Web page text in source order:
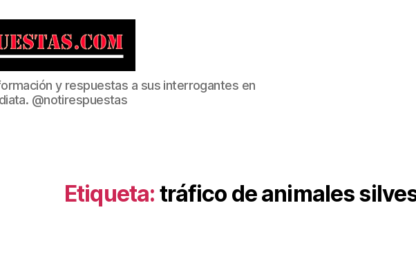
y respuestas a sus interrogantes en
@notirespuestas
Etiqueta: tráfico de animales